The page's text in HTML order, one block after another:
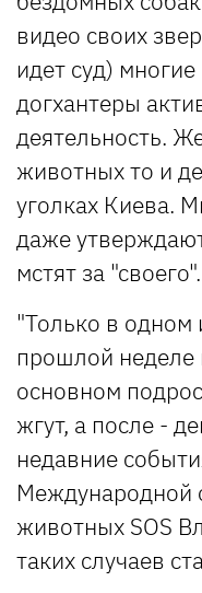
видео своих
идет суд)
догхантеры
деятельность.
животных то и
уголках Киева.
даже
мстят за
"Только в одном
прошлой неделе
основном
жгут, а после -
недавние
Международной
животных SOS
таких случаев